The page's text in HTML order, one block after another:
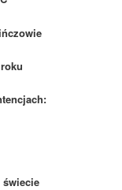
świecie